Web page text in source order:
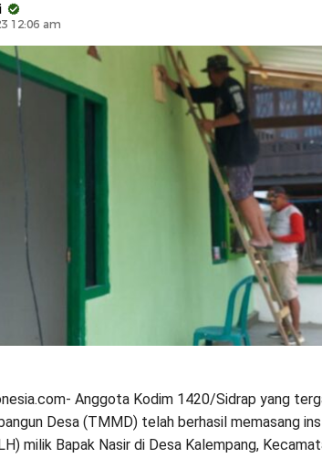
12:06 am
Anggota Kodim 1420/Sidrap yang
Desa (TMMD) telah berhasil memasang
milik Bapak Nasir di Desa Kalempang,